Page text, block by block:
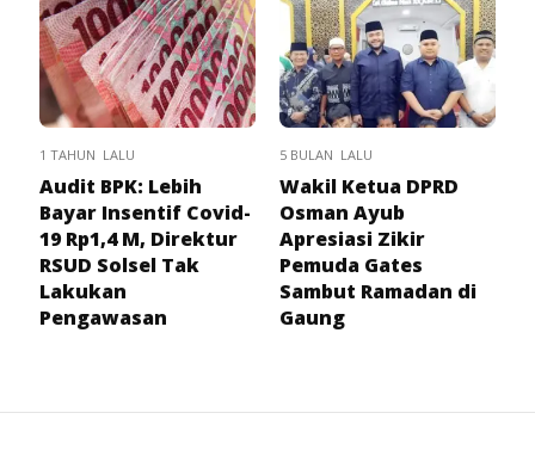
1 TAHUN LALU
Audit BPK: Lebih
Bayar Insentif Covid-
19 Rp1,4 M, Direktur
RSUD Solsel Tak
Lakukan
Pengawasan
5 BULAN LALU
Wakil Ketua DPRD
Osman Ayub
Apresiasi Zikir
Pemuda Gates
Sambut Ramadan di
Gaung